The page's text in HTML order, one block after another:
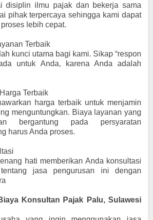
disiplin ilmu pajak dan bekerja sama
pihak terpercaya sehingga kami dapat
lebih cepat.
Terbaik
kunci utama bagi kami. Sikap “respon
untuk Anda, karena Anda adalah
Terbaik
harga terbaik untuk menjamin
menguntungkan. Biaya layanan yang
bergantung pada persyaratan
harus Anda proses.
hati memberikan Anda konsultasi
jasa pengurusan ini dengan
Konsultan Pajak Palu, Sulawesi